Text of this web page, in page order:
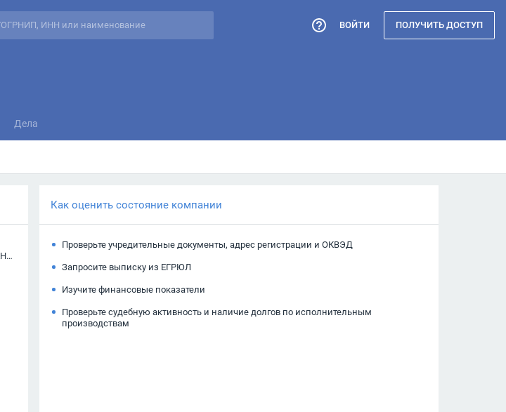
Дела
ВОЙТИ ПОЛУЧИТЬ ДОСТУП
ЗАКРЫТОЕ АКЦИОНЕРНОЕ ОБЩЕСТВО "БЕРЕЗОВСКАЯ МЕТАЛЛУРГИЧЕСКАЯ КОМПАНИЯ ЦВЕТНЫХ СПЛАВОВ"
Как оценить состояние компании
Проверьте учредительные документы, адрес регистрации и ОКВЭД
Запросите выписку из ЕГРЮЛ
Изучите финансовые показатели
Проверьте судебную активность и наличие долгов по исполнительным
производствам